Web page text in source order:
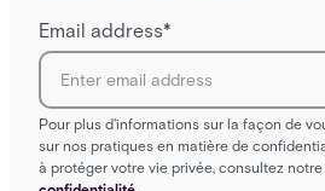
Email address*
Pour plus d'informations sur la façon de
sur nos pratiques en matière de
à protéger votre vie privée, consultez notre